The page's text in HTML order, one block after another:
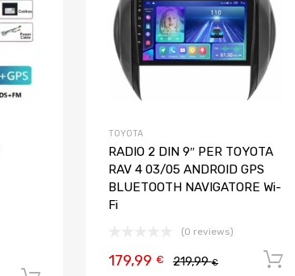
TOYOTA
RADIO 2 DIN 9″ PER TOYOTA
RAV 4 03/05 ANDROID GPS
BLUETOOTH NAVIGATORE Wi-
Fi
(0 reviews)
219,99€
179,99 €